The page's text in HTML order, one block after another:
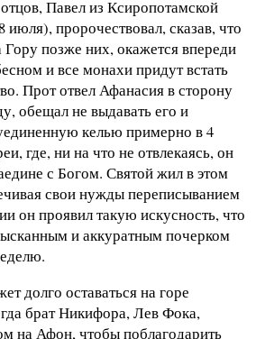
Павел из Ксиропотамской
июля), пророчествовал, сказав, что
Гору позже них, окажется впереди
и все монахи придут встать
Прот отвел Афанасия в сторону
обещал не выдавать его и
келью примерно в 4
где, ни на что не отвлекаясь, он
с Богом. Святой жил в этом
свои нужды переписыванием
он проявил такую искусность, что
и аккуратным почерком
долго оставаться на горе
брат Никифора, Лев Фока,
на Афон, чтобы поблагодарить